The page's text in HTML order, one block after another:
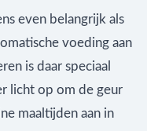
even belangrijk als
voeding aan
is daar speciaal
licht op om de geur
maaltijden aan in